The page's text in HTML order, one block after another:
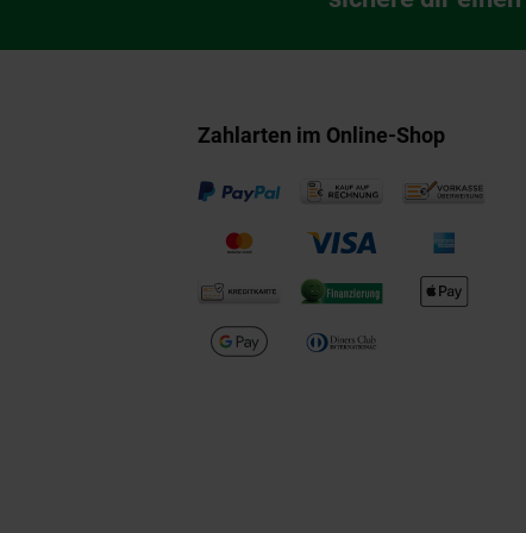
Zahlarten im Online-Shop